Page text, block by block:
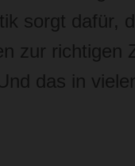
sorgt dafür,
zur richtigen
das in